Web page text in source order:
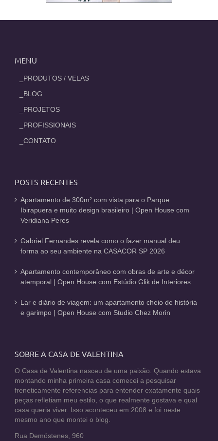
MENU
_PRODUTOS / VELAS
_BLOG
_PROJETOS
_PROFISSIONAIS
_CONTATO
POSTS RECENTES
Apartamento de 300m² com vista para o Parque
Ibirapuera e muito design brasileiro | Open House com
Veridiana Peres
Gabriel Fernandes revela como o fazer manual deu
forma ao seu ambiente na CASACOR SP 2026
Apartamento contemporâneo com obras de arte e décor
atemporal | Open House com Estúdio Glik de Interiores
Lar e diário de viagem: um apartamento cheio de história
e garimpo | Open House com Studio Chez Morin
SOBRE A CASA DE VALENTINA
O Casa de Valentina nasceu de uma paixão. Quando estava
montando minha primeira casa comecei a pesquisar
freneticamente referencias para entender exatamente quais
peças refletiam meu estilo, o que realmente gostava e qual
casa queria viver. Isso aconteceu em 2008 e foi neste
mesmo ano que montei o blog.
Rua Demóstenes, 960